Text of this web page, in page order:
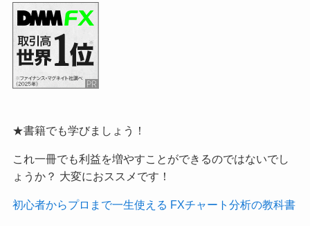
★書籍でも学びましょう！
これ一冊でも利益を増やすことができるのではないでし
ょうか？ 大変におススメです！
初心者からプロまで一生使える FXチャート分析の教科書